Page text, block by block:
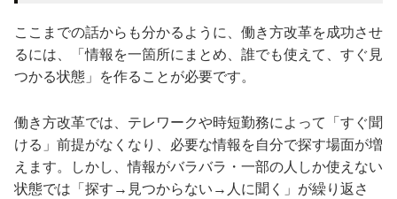
ここまでの話からも分かるように、働き方改革を成功させ
るには、「情報を一箇所にまとめ、誰でも使えて、すぐ見
つかる状態」を作ることが必要です。
働き方改革では、テレワークや時短勤務によって「すぐ聞
ける」前提がなくなり、必要な情報を自分で探す場面が増
えます。しかし、情報がバラバラ・一部の人しか使えない
状態では「探す→見つからない→人に聞く」が繰り返さ